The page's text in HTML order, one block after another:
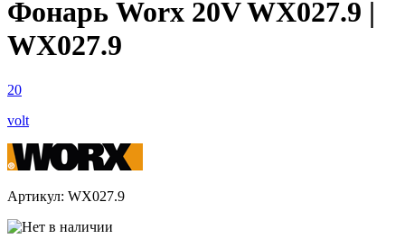
Фонарь Worx 20V WX027.9 |
WX027.9
20
volt
Артикул: WX027.9